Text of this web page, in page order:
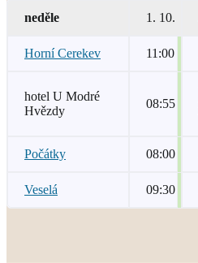
neděle 1. 10.
Horní Cerekev 11:00
hotel U Modré
Hvězdy
08:55
Počátky 08:00
Veselá 09:30